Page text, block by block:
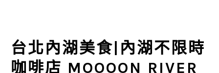
台北內湖美食|內湖不限時
咖啡店 MOOOON RIVER